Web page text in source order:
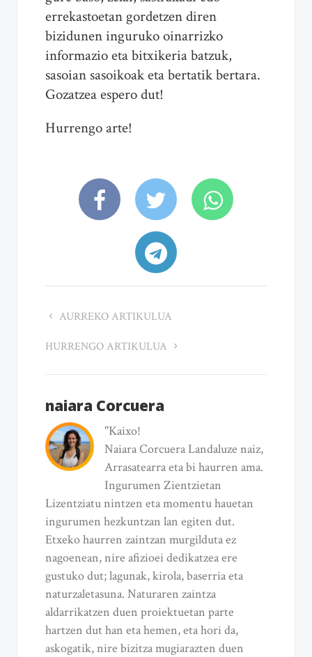
errekastoetan gordetzen diren
bizidunen inguruko oinarrizko
informazio eta bitxikeria batzuk,
sasoian sasoikoak eta bertatik bertara.
Gozatzea espero dut!
Hurrengo arte!
AURREKO ARTIKULUA
HURRENGO ARTIKULUA
naiara Corcuera
"Kaixo!
Naiara Corcuera Landaluze naiz,
Arrasatearra eta bi haurren ama.
Ingurumen Zientzietan
Lizentziatu nintzen eta momentu hauetan
ingurumen hezkuntzan lan egiten dut.
Etxeko haurren zaintzan murgilduta ez
nagoenean, nire afizioei dedikatzea ere
gustuko dut; lagunak, kirola, baserria eta
naturzaletasuna. Naturaren zaintza
aldarrikatzen duen proiektuetan parte
hartzen dut han eta hemen, eta hori da,
askogatik, nire bizitza mugiarazten duen